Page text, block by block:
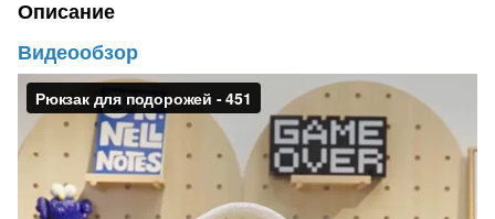
Описание
Видеообзор